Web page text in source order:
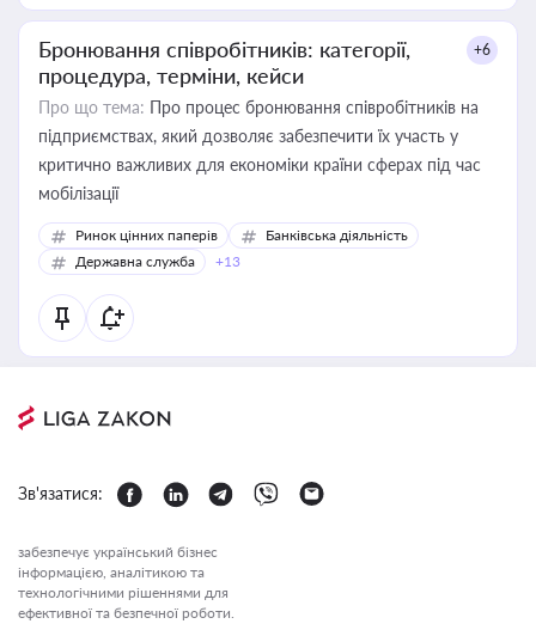
Бронювання співробітників: категорії,
процедура, терміни, кейси
+6
Про що тема: Про процес бронювання співробітників на
підприємствах, який дозволяє забезпечити їх участь у
критично важливих для економіки країни сферах під час
мобілізації
Ринок цінних паперів
Банківська діяльність
Державна служба
+13
Зв'язатися:
забезпечує український бізнес
інформацією, аналітикою та
технологічними рішеннями для
ефективної та безпечної роботи.